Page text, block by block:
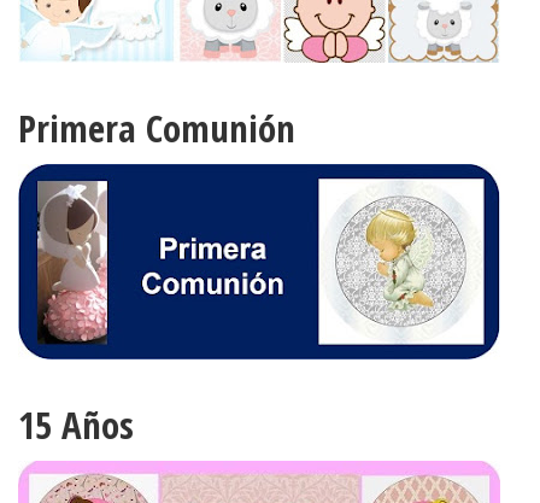
Primera Comunión
15 Años